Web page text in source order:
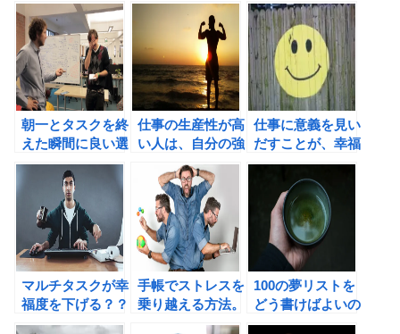
術
に生きることを決
める。
朝一とタスクを終
えた瞬間に良い選
択をすることが、
生産性を高めてく
れる！
仕事の生産性が高
い人は、自分の強
みを活かす人。
仕事に意義を見い
だすことが、幸福
感を高めてくれ
マルチタスクが幸
福度を下げる？？
今ここに集中しよ
手帳でストレスを
乗り越える方法。
ズルいほど幸運を
100の夢リストを
どう書けばよいの
か？